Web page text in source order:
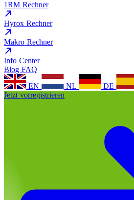
1RM Rechner
Hyrox Rechner
Makro Rechner
Info Center
Blog FAQ
EN
NL DE
Jetzt vorregistrieren